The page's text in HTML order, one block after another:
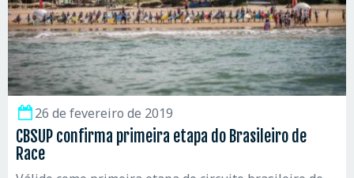
26 de fevereiro de 2019
CBSUP confirma primeira etapa do Brasileiro de
Race